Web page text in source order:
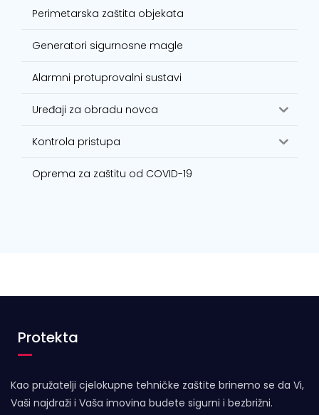
Perimetarska zaštita objekata
Generatori sigurnosne magle
Alarmni protuprovalni sustavi
Uređaji za obradu novca
Kontrola pristupa
Oprema za zaštitu od COVID-19
Protekta
Kao pružatelji cjelokupne tehničke zaštite brinemo se da Vi,
Vaši najdraži i Vaša imovina budete sigurni i bezbrižni.